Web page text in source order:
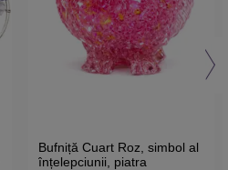
Bufniță Cuart Roz, simbol al
înțelepciunii, piatra